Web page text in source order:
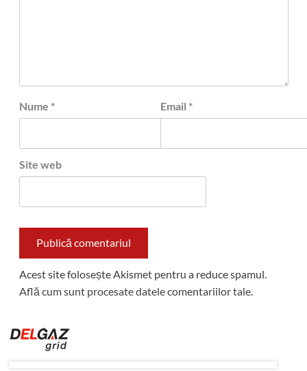
Nume * Email *
Site web
Acest site folosește Akismet pentru a reduce spamul.
Află cum sunt procesate datele comentariilor tale.